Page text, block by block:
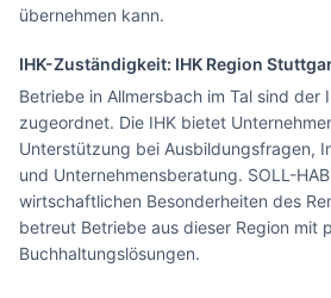
übernehmen kann.
IHK-Zuständigkeit: IHK Region
Betriebe in Allmersbach im Tal sind der
zugeordnet. Die IHK bietet
Unterstützung bei Ausbildungsfragen,
und Unternehmensberatung. SOLL-
wirtschaftlichen Besonderheiten des
betreut Betriebe aus dieser Region mit
Buchhaltungslösungen.